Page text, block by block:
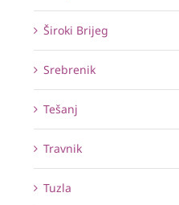
Široki Brijeg
Srebrenik
Tešanj
Travnik
Tuzla